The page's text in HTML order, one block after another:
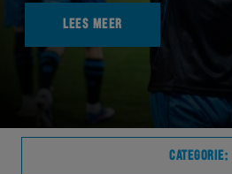
LEES MEER
CATEGORIE: